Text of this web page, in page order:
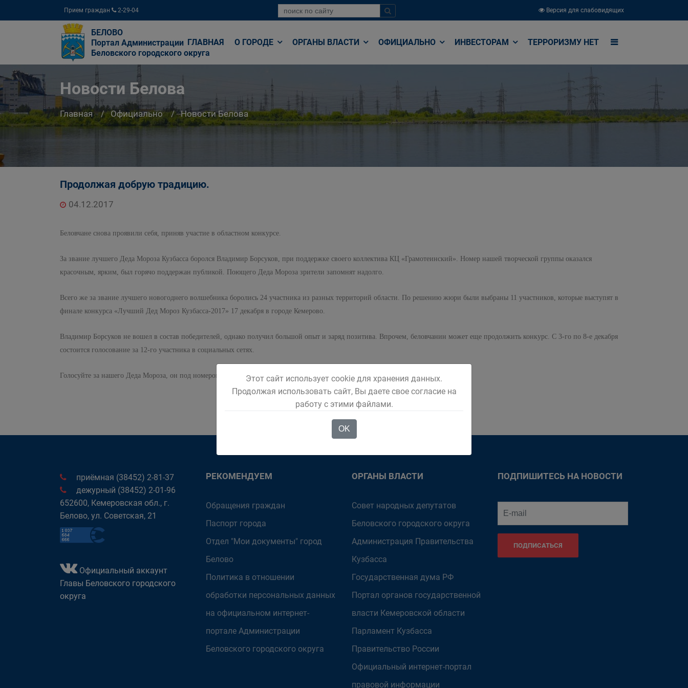
Прием граждан 2-29-04 Версия для слабовидящих
БЕЛОВО
Портал Администрации
Беловского городского округа
ГЛАВНАЯ О ГОРОДЕ ОРГАНЫ ВЛАСТИ ОФИЦИАЛЬНО ИНВЕСТОРАМ ТЕРРОРИЗМУ НЕТ
Новости Белова
Главная Официально Новости Белова
Продолжая добрую традицию.
04.12.2017
Беловчане снова проявили себя, приняв участие в областном конкурсе.
За звание лучшего Деда Мороза Кузбасса боролся Владимир Борсуков, при поддержке своего коллектива КЦ «Грамотеинский». Номер нашей творческой группы оказался
красочным, ярким, был горячо поддержан публикой. Поющего Деда Мороза зрители запомнят надолго.
Всего же за звание лучшего новогоднего волшебника боролись 24 участника из разных территорий области. По решению жюри были выбраны 11 участников, которые выступят в
финале конкурса «Лучший Дед Мороз Кузбасса-2017» 17 декабря в городе Кемерово.
Владимир Борсуков не вошел в состав победителей, однако получил большой опыт и заряд позитива. Впрочем, беловчанин может еще продолжить конкурс. С 3-го по 8-е декабря
состоится голосование за 12-го участника в социальных сетях.
Голосуйте за нашего Деда Мороза, он под номером 17! Сделать это вы можете по ссылке: https://vk.com/club81769842
приёмная (38452) 2-81-37
дежурный (38452) 2-01-96
652600, Кемеровская обл., г.
Белово, ул. Советская, 21
Официальный аккаунт
Главы Беловского городского
округа
РЕКОМЕНДУЕМ
Обращения граждан
Паспорт города
Отдел "Мои документы" город
Белово
Политика в отношении
обработки персональных данных
на официальном интернет-
портале Администрации
Беловского городского округа
ОРГАНЫ ВЛАСТИ
Совет народных депутатов
Беловского городского округа
Администрация Правительства
Кузбасса
Государственная дума РФ
Портал органов государственной
власти Кемеровской области
Парламент Кузбасса
Правительство России
Официальный интернет-портал
правовой информации
ПОДПИШИТЕСЬ НА НОВОСТИ
ПОДПИСАТЬСЯ
Этот сайт использует cookie для хранения данных.
Продолжая использовать сайт, Вы даете свое согласие на
работу с этими файлами.
OK